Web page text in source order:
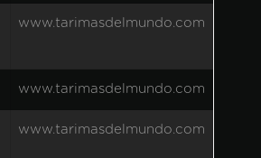
www.tarimasdelmundo.com
www.tarimasdelmundo.com
www.tarimasdelmundo.com